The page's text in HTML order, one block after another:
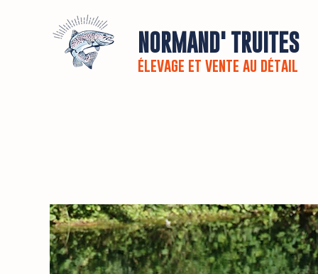
NORMAND' TRUITES
élevage et vente au détail